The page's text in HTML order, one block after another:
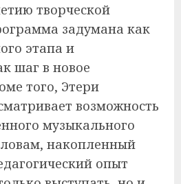
творческой
задумана как
этапа и
шаг в новое
того, Этери
возможность
музыкального
накопленный
опыт